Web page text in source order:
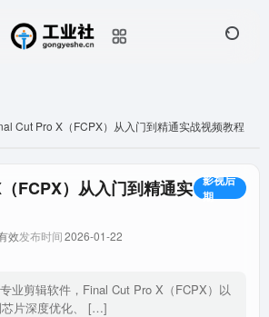
Cut Pro X（FCPX）从入门到精通实战视频教程
FCPX）从入门到精通实
影视后
期
效发布时间2026-01-22
业剪辑软件，Final Cut Pro X（FCPX）以
片深度优化、 […]